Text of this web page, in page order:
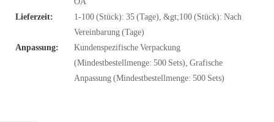
Lieferzeit:
1-100 (Stück): 35 (Tage), &gt;100 (Stück): Nach
Vereinbarung (Tage)
Anpassung:
Kundenspezifische Verpackung
(Mindestbestellmenge: 500 Sets), Grafische
Anpassung (Mindestbestellmenge: 500 Sets)